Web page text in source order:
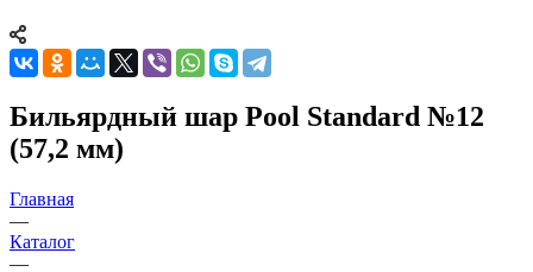
Бильярдный шар Pool Standard №12
(57,2 мм)
Главная
—
Каталог
—